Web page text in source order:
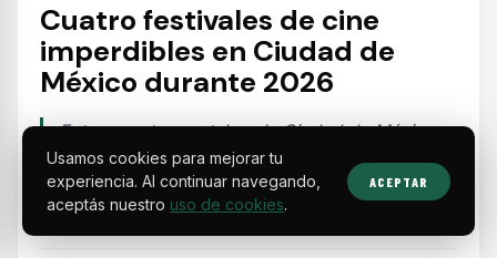
Cuatro festivales de cine
imperdibles en Ciudad de
México durante 2026
Entre agosto y octubre, la Ciudad de México
albergará festivales dedicados al cine infantil,
de género, alemán contemporáneo y de horror,
con actividades en múltiples sedes.
Usamos cookies para mejorar tu
experiencia. Al continuar navegando,
aceptás nuestro uso de cookies.
ACEPTAR